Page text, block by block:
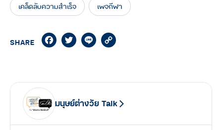
เคล็ดลับความสำเร็จ เพจกีฬา
SHARE FacebookTwitterLine
มนุษย์ต่างวัย Talk